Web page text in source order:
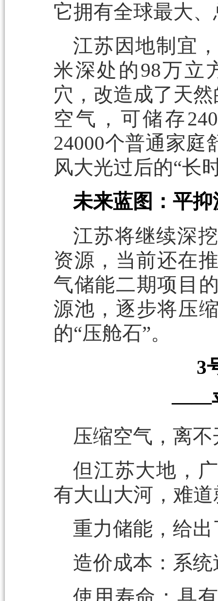
它拥有全球最大
江苏因地制宜
米深处的98万立
穴，改造成了天
空气，可储存
24000个普通家庭
风大光过后的“长
未来蓝图：平
江苏将继续深
资源，当前还在
气储能二期项目
源池，逐步将压
的“压舱石”。
3
——
压缩空气，离
但江苏大地，
有大山大河，难
重力储能，给
造价成本：系